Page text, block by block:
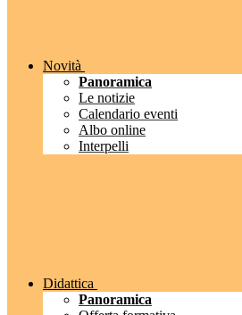
Novità
Panoramica
Le notizie
Calendario eventi
Albo online
Interpelli
Didattica
Panoramica